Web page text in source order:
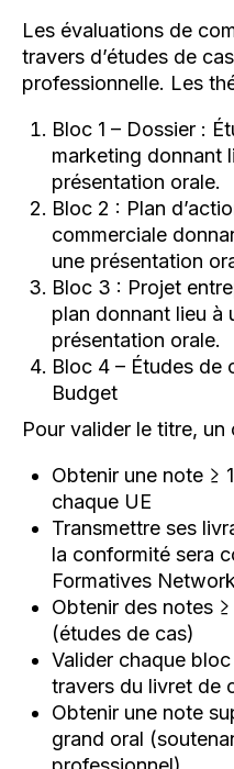
Les évaluations de
travers d’études de
professionnelle. Les
Bloc 1 – Dossier :
marketing donnant
présentation orale.
Bloc 2 : Plan
commerciale
une présentation
Bloc 3 : Projet
plan donnant lieu à
présentation orale.
Bloc 4 – Études de
Budget
Pour valider le titre,
Obtenir une note ≥
chaque UE
Transmettre ses
la conformité sera
Formatives Network
Obtenir des notes
(études de cas)
Valider chaque
travers du livret de
Obtenir une note
grand oral